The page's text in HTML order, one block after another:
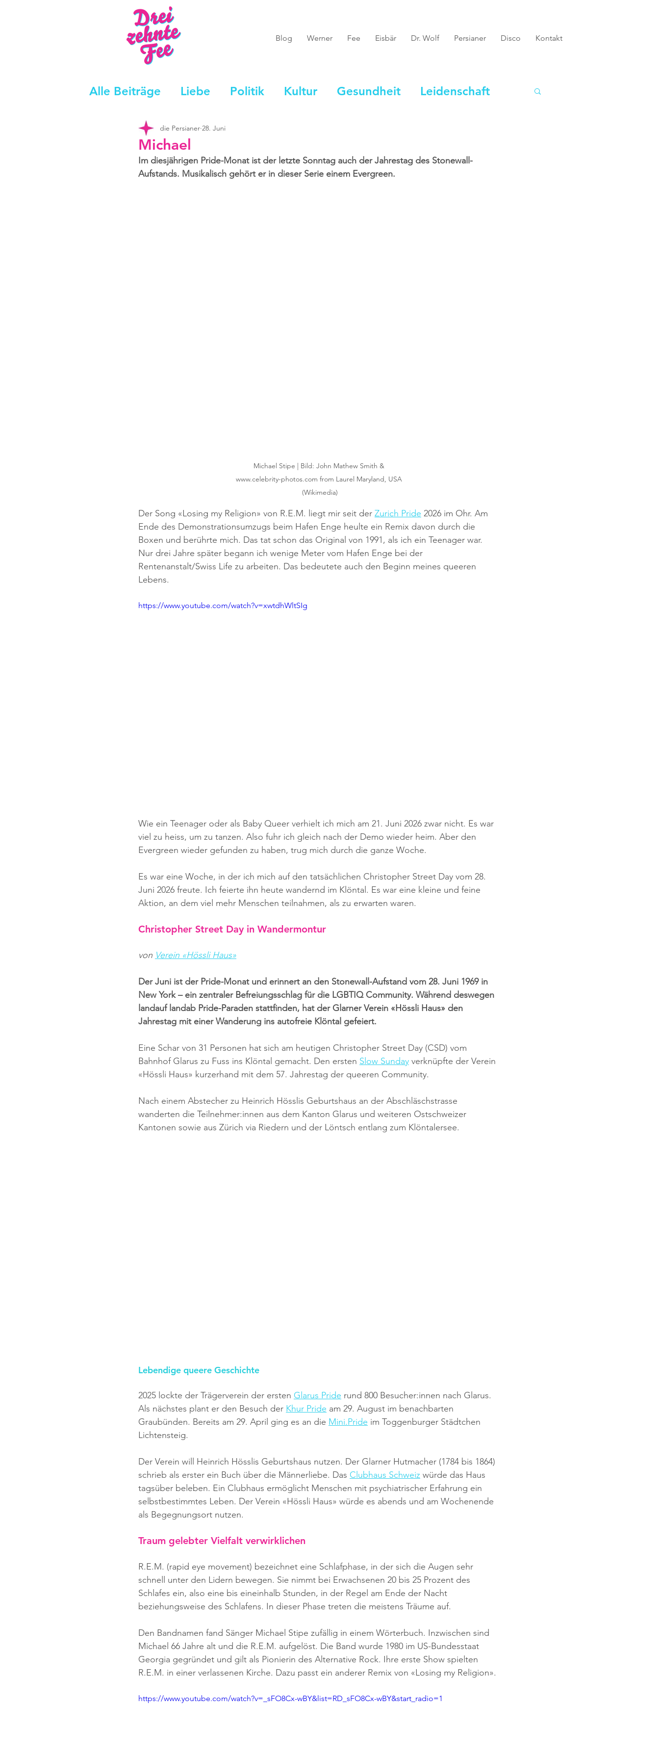
Blog Werner Fee Eisbär Dr. Wolf Persianer Disco Kontakt
Alle Beiträge Liebe Politik Kultur Gesundheit Leidenschaft
Michael
die Persianer 28. Juni
Im diesjährigen Pride-Monat ist der letzte Sonntag auch der Jahrestag des Stonewall-
Aufstands. Musikalisch gehört er in dieser Serie einem Evergreen.
Michael Stipe | Bild: John Mathew Smith &
www.celebrity-photos.com from Laurel Maryland, USA
(Wikimedia)
Der Song «Losing my Religion» von R.E.M. liegt mir seit der Zurich Pride 2026 im Ohr. Am
Ende des Demonstrationsumzugs beim Hafen Enge heulte ein Remix davon durch die
Boxen und berührte mich. Das tat schon das Original von 1991, als ich ein Teenager war.
Nur drei Jahre später begann ich wenige Meter vom Hafen Enge bei der
Rentenanstalt/Swiss Life zu arbeiten. Das bedeutete auch den Beginn meines queeren
Lebens.
https://www.youtube.com/watch?v=xwtdhWltSIg
Wie ein Teenager oder als Baby Queer verhielt ich mich am 21. Juni 2026 zwar nicht. Es war
viel zu heiss, um zu tanzen. Also fuhr ich gleich nach der Demo wieder heim. Aber den
Evergreen wieder gefunden zu haben, trug mich durch die ganze Woche.
Es war eine Woche, in der ich mich auf den tatsächlichen Christopher Street Day vom 28.
Juni 2026 freute. Ich feierte ihn heute wandernd im Klöntal. Es war eine kleine und feine
Aktion, an dem viel mehr Menschen teilnahmen, als zu erwarten waren.
Christopher Street Day in Wandermontur
von Verein «Hössli Haus»
Der Juni ist der Pride-Monat und erinnert an den Stonewall-Aufstand vom 28. Juni 1969 in
New York – ein zentraler Befreiungsschlag für die LGBTIQ Community. Während deswegen
landauf landab Pride-Paraden stattfinden, hat der Glarner Verein «Hössli Haus» den
Jahrestag mit einer Wanderung ins autofreie Klöntal gefeiert.
Eine Schar von 31 Personen hat sich am heutigen Christopher Street Day (CSD) vom
Bahnhof Glarus zu Fuss ins Klöntal gemacht. Den ersten Slow Sunday verknüpfte der Verein
«Hössli Haus» kurzerhand mit dem 57. Jahrestag der queeren Community.
Nach einem Abstecher zu Heinrich Hösslis Geburtshaus an der Abschläschstrasse
wanderten die Teilnehmer:innen aus dem Kanton Glarus und weiteren Ostschweizer
Kantonen sowie aus Zürich via Riedern und der Löntsch entlang zum Klöntalersee.
Lebendige queere Geschichte
2025 lockte der Trägerverein der ersten Glarus Pride rund 800 Besucher:innen nach Glarus.
Als nächstes plant er den Besuch der Khur Pride am 29. August im benachbarten
Graubünden. Bereits am 29. April ging es an die Mini.Pride im Toggenburger Städtchen
Lichtensteig.
Der Verein will Heinrich Hösslis Geburtshaus nutzen. Der Glarner Hutmacher (1784 bis 1864)
schrieb als erster ein Buch über die Männerliebe. Das Clubhaus Schweiz würde das Haus
tagsüber beleben. Ein Clubhaus ermöglicht Menschen mit psychiatrischer Erfahrung ein
selbstbestimmtes Leben. Der Verein «Hössli Haus» würde es abends und am Wochenende
als Begegnungsort nutzen.
Traum gelebter Vielfalt verwirklichen
R.E.M. (rapid eye movement) bezeichnet eine Schlafphase, in der sich die Augen sehr
schnell unter den Lidern bewegen. Sie nimmt bei Erwachsenen 20 bis 25 Prozent des
Schlafes ein, also eine bis eineinhalb Stunden, in der Regel am Ende der Nacht
beziehungsweise des Schlafens. In dieser Phase treten die meistens Träume auf.
Den Bandnamen fand Sänger Michael Stipe zufällig in einem Wörterbuch. Inzwischen sind
Michael 66 Jahre alt und die R.E.M. aufgelöst. Die Band wurde 1980 im US-Bundesstaat
Georgia gegründet und gilt als Pionierin des Alternative Rock. Ihre erste Show spielten
R.E.M. in einer verlassenen Kirche. Dazu passt ein anderer Remix von «Losing my Religion».
https://www.youtube.com/watch?v=_sFO8Cx-wBY&list=RD_sFO8Cx-wBY&start_radio=1